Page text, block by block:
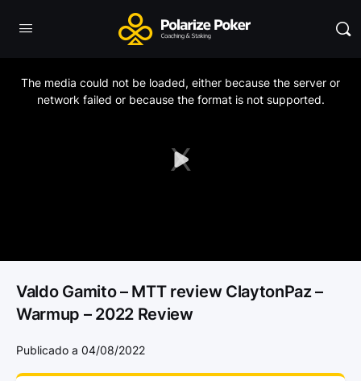
Play
The media could not be loaded, either because the server or
network failed or because the format is not supported.
Valdo Gamito – MTT review ClaytonPaz –
Warmup – 2022 Review
Publicado a 04/08/2022